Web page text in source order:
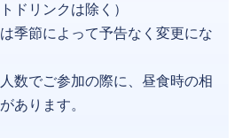
ドリンクは除く）
季節によって予告なく変更にな
数でご参加の際に、昼食時の相
あります。